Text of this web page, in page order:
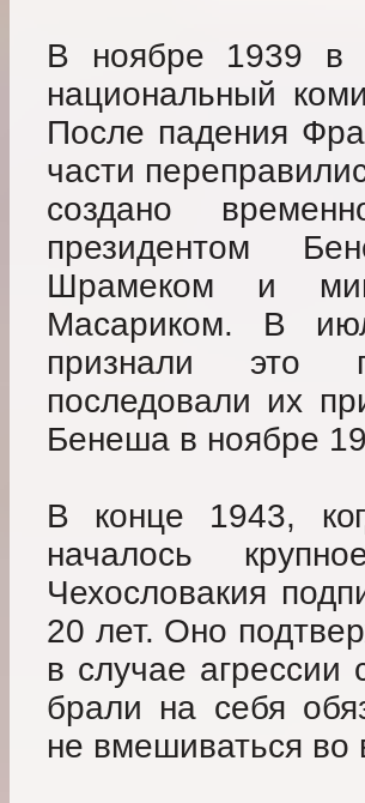
В ноябре 1939 в
национальный
После падения
части
создано
президентом
Шрамеком и
Масариком. В
признали это
последовали их
Бенеша в ноябре
В конце 1943,
началось
Чехословакия
20 лет. Оно
в случае
брали на себя
не вмешиваться во